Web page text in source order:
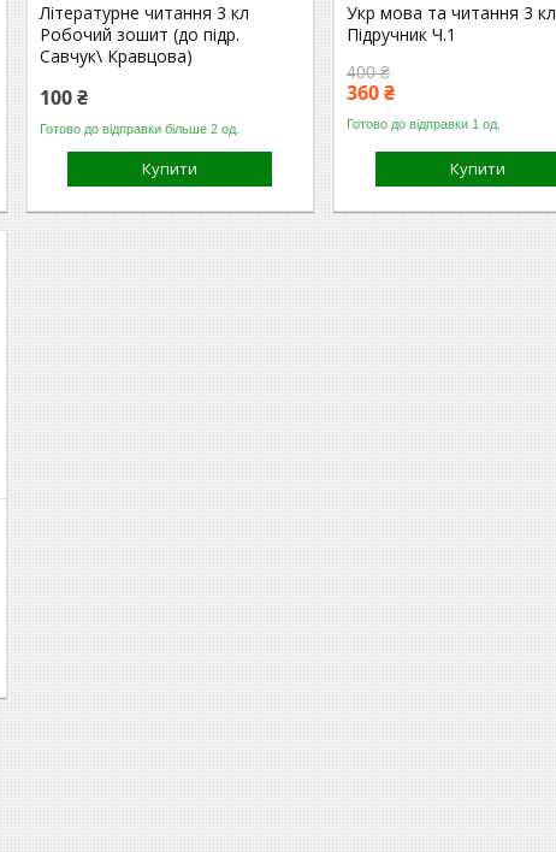
Літературне читання 3 кл
Робочий зошит (до підр.
Савчук\ Кравцова)
100 ₴
Готово до відправки більше 2 од.
Купити
Укр мова та читання 3 кл
Підручник Ч.1
400 ₴
360 ₴
Готово до відправки 1 од.
Купити